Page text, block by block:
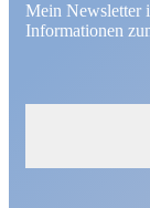
Mein Newsletter
Informationen